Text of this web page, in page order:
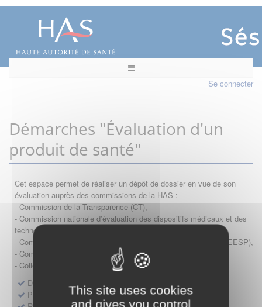
This site uses cookies
and gives you control
Se connecter
Démarches "Évaluation d'un
produit de santé"
Cet espace permet de réaliser un dépôt de dossier en vue de son
évaluation auprès des commissions de la HAS :
- Commission de la Transparence (CT),
- Commission nationale d’évaluation des dispositifs médicaux et des
technologies de santé (CNEDiMTS),
- Commission d'évaluation économique et de santé publique (CEESP),
- Commission technique des vaccinations (CTV)
- Collège HAS (Forfait innovation : DM, DM-DIV, actes)
Dépôt d'un dossier pour un produit de santé
Protocoles d'études post-inscription